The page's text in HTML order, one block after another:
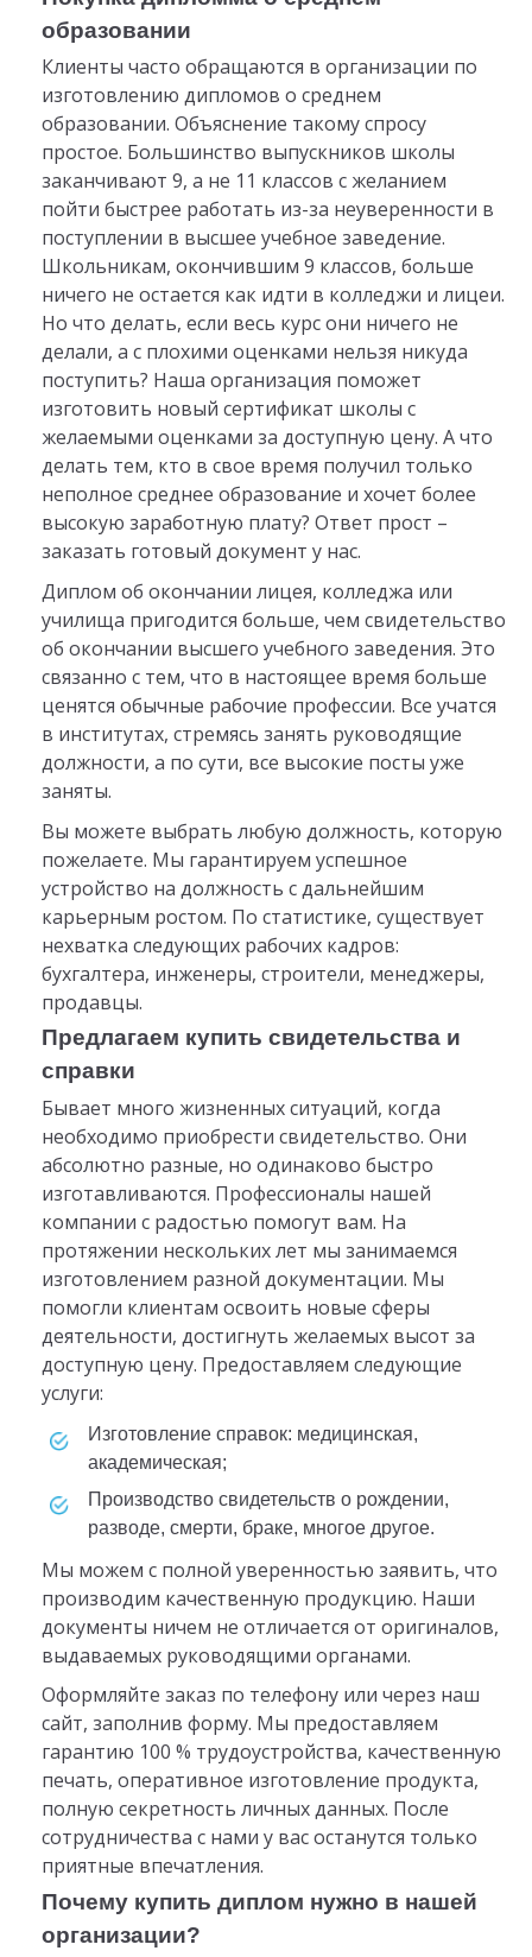
образовании
Клиенты часто обращаются в организации по
изготовлению дипломов о среднем
образовании. Объяснение такому спросу
простое. Большинство выпускников школы
заканчивают 9, а не 11 классов с желанием
пойти быстрее работать из-за неуверенности в
поступлении в высшее учебное заведение.
Школьникам, окончившим 9 классов, больше
ничего не остается как идти в колледжи и лицеи.
Но что делать, если весь курс они ничего не
делали, а с плохими оценками нельзя никуда
поступить? Наша организация поможет
изготовить новый сертификат школы с
желаемыми оценками за доступную цену. А что
делать тем, кто в свое время получил только
неполное среднее образование и хочет более
высокую заработную плату? Ответ прост –
заказать готовый документ у нас.
Диплом об окончании лицея, колледжа или
училища пригодится больше, чем свидетельство
об окончании высшего учебного заведения. Это
связанно с тем, что в настоящее время больше
ценятся обычные рабочие профессии. Все учатся
в институтах, стремясь занять руководящие
должности, а по сути, все высокие посты уже
заняты.
Вы можете выбрать любую должность, которую
пожелаете. Мы гарантируем успешное
устройство на должность с дальнейшим
карьерным ростом. По статистике, существует
нехватка следующих рабочих кадров:
бухгалтера, инженеры, строители, менеджеры,
продавцы.
Предлагаем купить свидетельства и
справки
Бывает много жизненных ситуаций, когда
необходимо приобрести свидетельство. Они
абсолютно разные, но одинаково быстро
изготавливаются. Профессионалы нашей
компании с радостью помогут вам. На
протяжении нескольких лет мы занимаемся
изготовлением разной документации. Мы
помогли клиентам освоить новые сферы
деятельности, достигнуть желаемых высот за
доступную цену. Предоставляем следующие
услуги:
изготовление справок: медицинская,
академическая;
производство свидетельств о рождении,
разводе, смерти, браке, многое другое.
Мы можем с полной уверенностью заявить, что
производим качественную продукцию. Наши
документы ничем не отличается от оригиналов,
выдаваемых руководящими органами.
Оформляйте заказ по телефону или через наш
сайт, заполнив форму. Мы предоставляем
гарантию 100 % трудоустройства, качественную
печать, оперативное изготовление продукта,
полную секретность личных данных. После
сотрудничества с нами у вас останутся только
приятные впечатления.
Почему купить диплом нужно в нашей
организации?